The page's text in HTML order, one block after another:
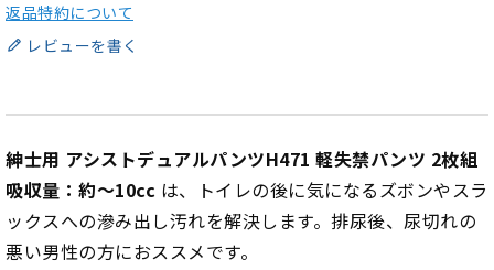
返品特約について
レビューを書く
紳士用 アシストデュアルパンツH471 軽失禁パンツ 2枚組
吸収量：約～10cc は、トイレの後に気になるズボンやスラ
ックスへの滲み出し汚れを解決します。排尿後、尿切れの
悪い男性の方におススメです。